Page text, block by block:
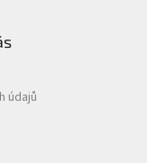
údajů